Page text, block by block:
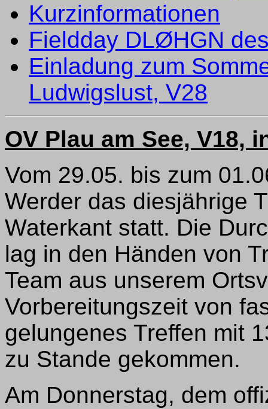
Kurzinformationen
Fieldday DLØHGN
Einladung zum
Ludwigslust, V28
OV Plau am See, V18,
Vom 29.05. bis zum
Werder das diesjährige
Waterkant statt. Die
lag in den Händen von
Team aus unserem
Vorbereitungszeit von
gelungenes Treffen mit
zu Stande gekommen.
Am Donnerstag, dem